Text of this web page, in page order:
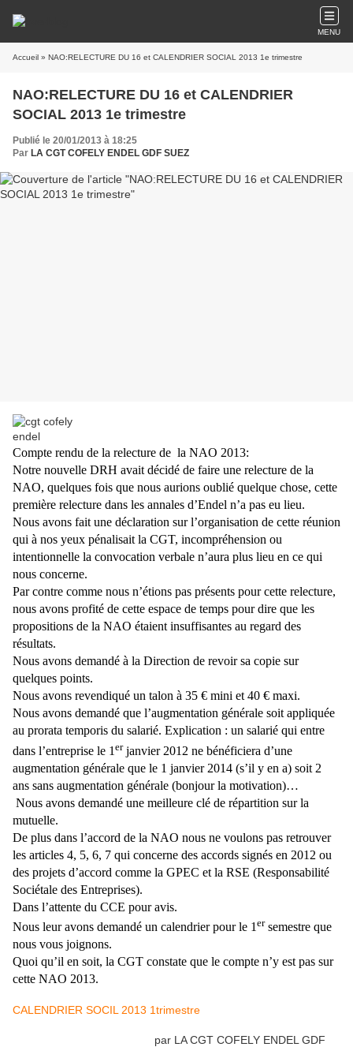
MENU
Accueil » NAO:RELECTURE DU 16 et CALENDRIER SOCIAL 2013 1e trimestre
NAO:RELECTURE DU 16 et CALENDRIER
SOCIAL 2013 1e trimestre
Publié le 20/01/2013 à 18:25
Par LA CGT COFELY ENDEL GDF SUEZ
Compte rendu de la relecture de la NAO 2013:
Notre nouvelle DRH avait décidé de faire une relecture de la
NAO, quelques fois que nous aurions oublié quelque chose, cette
première relecture dans les annales d’Endel n’a pas eu lieu.
Nous avons fait une déclaration sur l’organisation de cette réunion
qui à nos yeux pénalisait la CGT, incompréhension ou
intentionnelle la convocation verbale n’aura plus lieu en ce qui
nous concerne.
Par contre comme nous n’étions pas présents pour cette relecture,
nous avons profité de cette espace de temps pour dire que les
propositions de la NAO étaient insuffisantes au regard des
résultats.
Nous avons demandé à la Direction de revoir sa copie sur
quelques points.
Nous avons revendiqué un talon à 35 € mini et 40 € maxi.
Nous avons demandé que l’augmentation générale soit appliquée
au prorata temporis du salarié. Explication : un salarié qui entre
dans l’entreprise le 1 erjanvier 2012 ne bénéficiera d’une
augmentation générale que le 1 janvier 2014 (s’il y en a) soit 2
ans sans augmentation générale (bonjour la motivation)…
Nous avons demandé une meilleure clé de répartition sur la
mutuelle.
De plus dans l’accord de la NAO nous ne voulons pas retrouver
les articles 4, 5, 6, 7 qui concerne des accords signés en 2012 ou
des projets d’accord comme la GPEC et la RSE (Responsabilité
Sociétale des Entreprises).
Dans l’attente du CCE pour avis.
Nous leur avons demandé un calendrier pour le 1 ersemestre que
nous vous joignons.
Quoi qu’il en soit, la CGT constate que le compte n’y est pas sur
cette NAO 2013.
CALENDRIER SOCIL 2013 1trimestre
par LA CGT COFELY ENDEL GDF